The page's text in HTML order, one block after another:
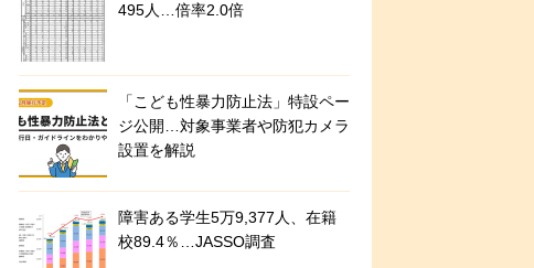
495人…倍率2.0倍
「こども性暴力防止法」特設ペー
ジ公開…対象事業者や防犯カメラ
設置を解説
障害ある学生5万9,377人、在籍
校89.4％…JASSO調査